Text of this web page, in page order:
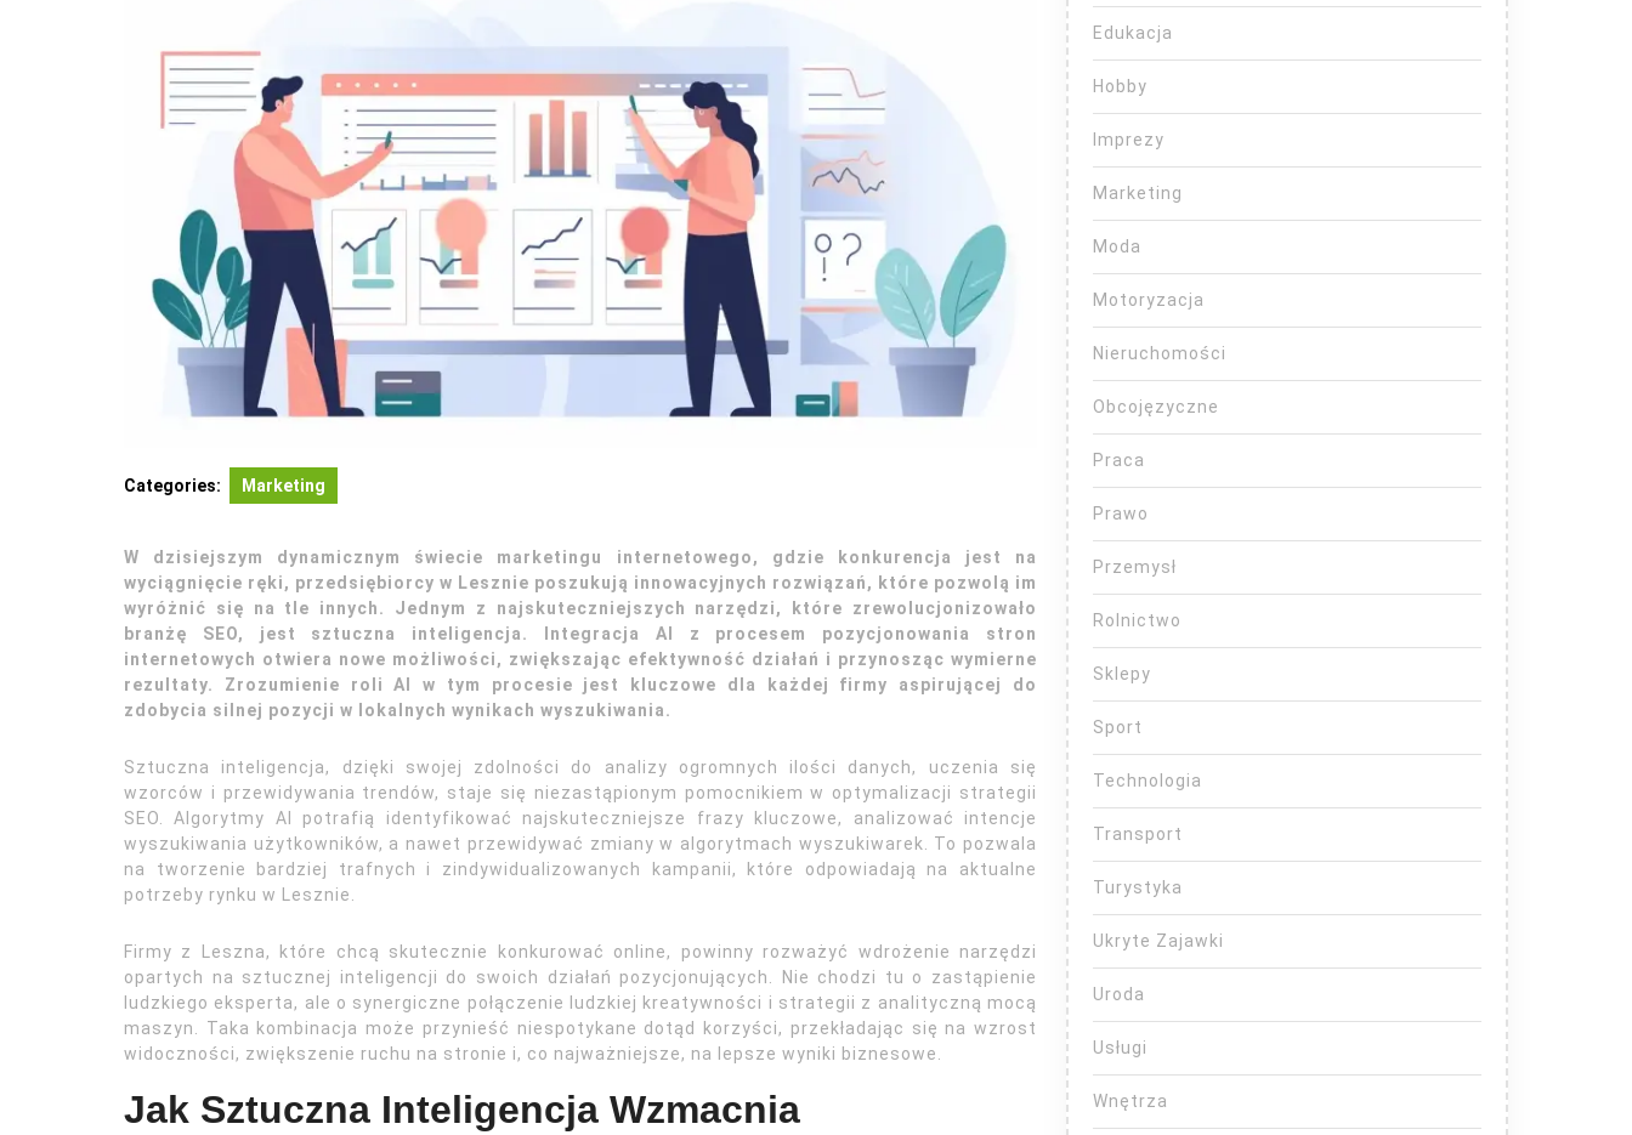
Categories: Marketing
W dzisiejszym dynamicznym świecie marketingu internetowego, gdzie konkurencja jest na
wyciągnięcie ręki, przedsiębiorcy w Lesznie poszukują innowacyjnych rozwiązań, które pozwolą im
wyróżnić się na tle innych. Jednym z najskuteczniejszych narzędzi, które zrewolucjonizowało
branżę SEO, jest sztuczna inteligencja. Integracja AI z procesem pozycjonowania stron
internetowych otwiera nowe możliwości, zwiększając efektywność działań i przynosząc wymierne
rezultaty. Zrozumienie roli AI w tym procesie jest kluczowe dla każdej firmy aspirującej do
zdobycia silnej pozycji w lokalnych wynikach wyszukiwania.
Sztuczna inteligencja, dzięki swojej zdolności do analizy ogromnych ilości danych, uczenia się
wzorców i przewidywania trendów, staje się niezastąpionym pomocnikiem w optymalizacji strategii
SEO. Algorytmy AI potrafią identyfikować najskuteczniejsze frazy kluczowe, analizować intencje
wyszukiwania użytkowników, a nawet przewidywać zmiany w algorytmach wyszukiwarek. To pozwala
na tworzenie bardziej trafnych i zindywidualizowanych kampanii, które odpowiadają na aktualne
potrzeby rynku w Lesznie.
Firmy z Leszna, które chcą skutecznie konkurować online, powinny rozważyć wdrożenie narzędzi
opartych na sztucznej inteligencji do swoich działań pozycjonujących. Nie chodzi tu o zastąpienie
ludzkiego eksperta, ale o synergiczne połączenie ludzkiej kreatywności i strategii z analityczną mocą
maszyn. Taka kombinacja może przynieść niespotykane dotąd korzyści, przekładając się na wzrost
widoczności, zwiększenie ruchu na stronie i, co najważniejsze, na lepsze wyniki biznesowe.
Jak Sztuczna Inteligencja Wzmacnia
Edukacja
Hobby
Imprezy
Marketing
Moda
Motoryzacja
Nieruchomości
Obcojęzyczne
Praca
Prawo
Przemysł
Rolnictwo
Sklepy
Sport
Technologia
Transport
Turystyka
Ukryte Zajawki
Uroda
Usługi
Wnętrza